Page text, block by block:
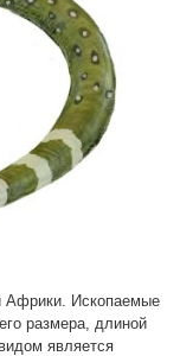
Африки. Ископаемые
размера, длиной
является